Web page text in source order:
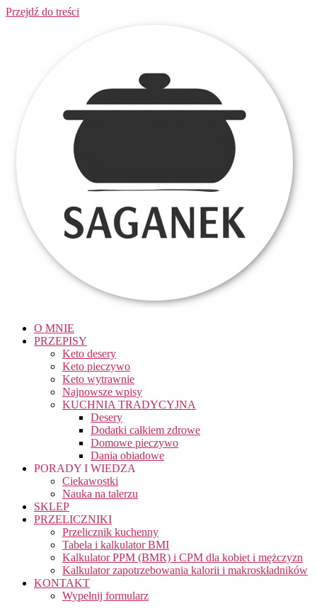
Przejdź do treści
O MNIE
PRZEPISY
Keto desery
Keto pieczywo
Keto wytrawnie
Najnowsze wpisy
KUCHNIA TRADYCYJNA
Desery
Dodatki całkiem zdrowe
Domowe pieczywo
Dania obiadowe
PORADY I WIEDZA
Ciekawostki
Nauka na talerzu
SKLEP
PRZELICZNIKI
Przelicznik kuchenny
Tabela i kalkulator BMI
Kalkulator PPM (BMR) i CPM dla kobiet i mężczyzn
Kalkulator zapotrzebowania kalorii i makroskładników
KONTAKT
Wypełnij formularz